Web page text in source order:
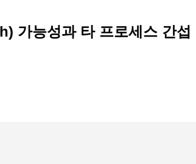
가능성과 타 프로세스 간